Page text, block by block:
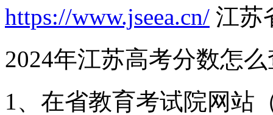
https://www.jseea.cn/ 江苏
2024年江苏高考分数怎
1、在省教育考试院网站